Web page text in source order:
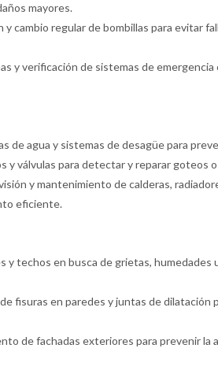
mayores.
y cambio regular de bombillas para evitar
y verificación de sistemas de emergencia
de agua y sistemas de desagüe para
y válvulas para detectar y reparar goteos
y mantenimiento de calderas,
eficiente.
y techos en busca de grietas,
fisuras en paredes y juntas de dilatación
de fachadas exteriores para prevenir la